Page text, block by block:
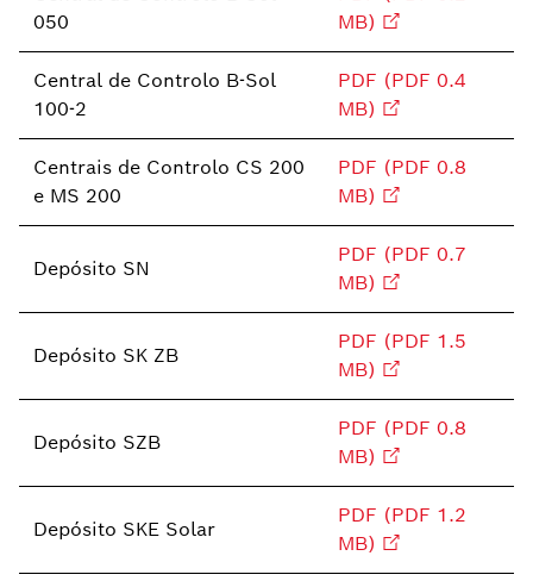
050
MB)
Central de Controlo B-Sol
100-2
PDF (PDF 0.4
MB)
Centrais de Controlo CS 200
e MS 200
PDF (PDF 0.8
MB)
Depósito SN
PDF (PDF 0.7
MB)
Depósito SK ZB
PDF (PDF 1.5
MB)
Depósito SZB
PDF (PDF 0.8
MB)
Depósito SKE Solar
PDF (PDF 1.2
MB)